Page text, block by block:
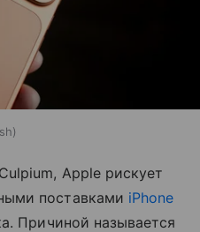
Apple рискует
поставками iPhone
Причиной называется